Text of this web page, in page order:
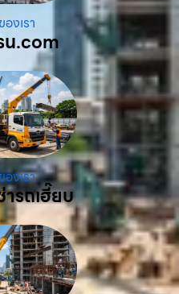
งเรา
น.com
งเรา
ารถเฮี๊ยบ